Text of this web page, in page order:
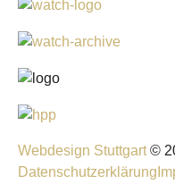
Webdesign Stuttgart ©
Datenschutzerklärung